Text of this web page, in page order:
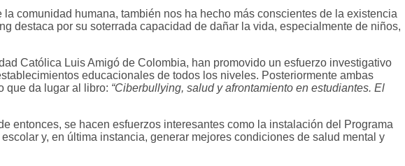
comunidad humana, también nos ha hecho más conscientes de la existencia
destaca por su soterrada capacidad de dañar la vida, especialmente de niños,
Católica Luis Amigó de Colombia, han promovido un esfuerzo investigativo
educacionales de todos los niveles. Posteriormente ambas
que da lugar al
libro: “Ciberbullying, salud y afrontamiento en estudiantes. El
entonces, se hacen esfuerzos interesantes como la instalación del Programa
y, en última instancia, generar mejores condiciones de salud mental y